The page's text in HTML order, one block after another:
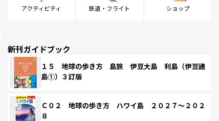
アクティビティ 鉄道・フライト ショップ
新刊ガイドブック
１５ 地球の歩き方 島旅 伊豆大島 利島（伊豆諸
島①）３訂版
Ｃ０２ 地球の歩き方 ハワイ島 ２０２７～２０２
８